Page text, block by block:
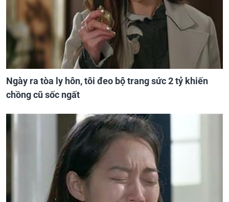
Ngày ra tòa ly hôn, tôi đeo bộ trang sức 2 tỷ khiến
chồng cũ sốc ngất